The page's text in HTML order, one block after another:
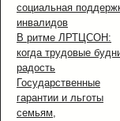
социальная
инвалидов
В ритме ЛРТЦСОН:
когда трудовые
радость
Государственные
гарантии и льготы
семьям,